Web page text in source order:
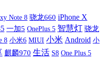
Note 8 骁龙660 iPhone X
一加5 OnePlus 5 智慧灯 骁龙
8 小米6 MIUI 小米 Android 小
麒麟970 生活 S8 One Plus 5